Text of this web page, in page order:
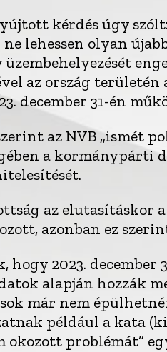
kérdés úgy
lehessen olyan
az ország
december 31-én
az NVB „ismét
a kormánypárti
az elutasításkor
azonban ez
hogy 2023.
alapján hozzák
már nem
például a kata
okozott problémát”